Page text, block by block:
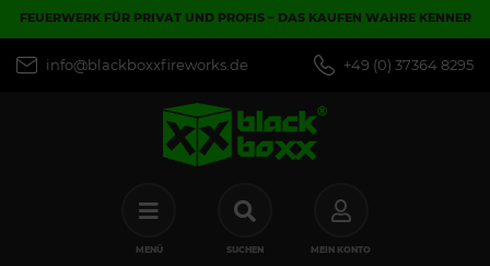
FEUERWERK FÜR PRIVAT UND PROFIS – DAS KAUFEN WAHRE KENNER
info@blackboxxfireworks.de +49 (0) 37364 8295
MENÜ SUCHEN MEIN KONTO